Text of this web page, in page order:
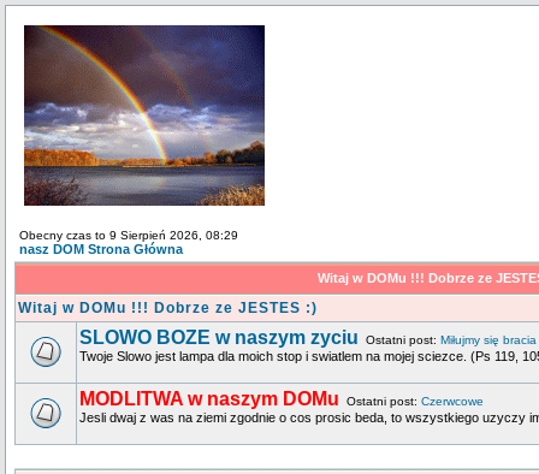
Obecny czas to 9 Sierpień 2026, 08:29
nasz DOM Strona Główna
Witaj w DOMu !!! Dobrze ze
Witaj w DOMu !!! Dobrze ze JESTES :)
SLOWO BOZE w naszym zyciu Ostatni post: Miłujmy się
Twoje Slowo jest lampa dla moich stop i swiatlem na mojej sciezce. (Ps 119,
MODLITWA w naszym DOMu Ostatni post: Czerwcowe
Jesli dwaj z was na ziemi zgodnie o cos prosic beda, to wszystkiego uzyczy